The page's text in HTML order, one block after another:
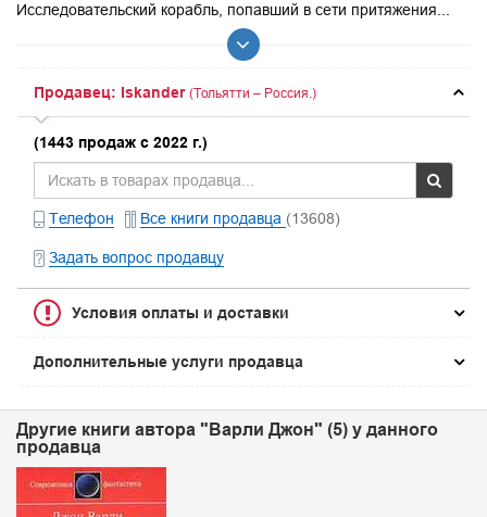
Исследовательский корабль, попавший в сети притяжения...
Продавец: Iskander (Тольятти – Россия.)
(1443 продаж с 2022 г.)
Телефон Все книги продавца (13608)
Задать вопрос продавцу
Условия оплаты и доставки
Дополнительные услуги продавца
Другие книги автора "Варли Джон" (5) у данного
продавца